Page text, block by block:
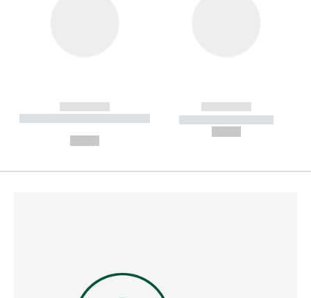
------------
----------- ----------- --------
------------
----------- -----------